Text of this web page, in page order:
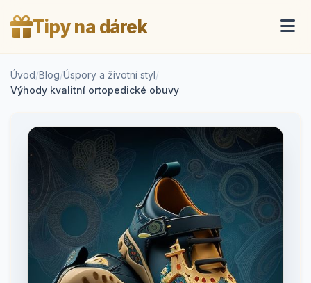
Tipy na dárek
Úvod/Blog/Úspory a životní styl/
Výhody kvalitní ortopedické obuvy